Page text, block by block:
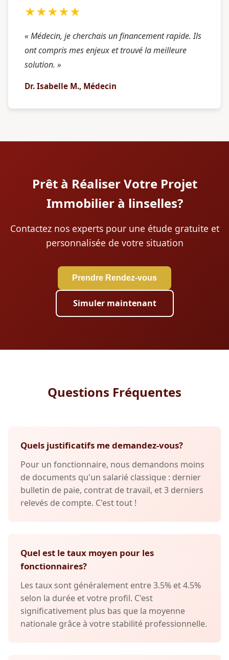
★★★★★
« Médecin, je cherchais un financement rapide. Ils
ont compris mes enjeux et trouvé la meilleure
solution. »
Dr. Isabelle M., Médecin
Prêt à Réaliser Votre Projet
Immobilier à linselles?
Contactez nos experts pour une étude gratuite et
personnalisée de votre situation
Prendre Rendez-vous
Simuler maintenant
Questions Fréquentes
Quels justificatifs me demandez-vous?
Pour un fonctionnaire, nous demandons moins
de documents qu'un salarié classique : dernier
bulletin de paie, contrat de travail, et 3 derniers
relevés de compte. C'est tout !
Quel est le taux moyen pour les
fonctionnaires?
Les taux sont généralement entre 3.5% et 4.5%
selon la durée et votre profil. C'est
significativement plus bas que la moyenne
nationale grâce à votre stabilité professionnelle.